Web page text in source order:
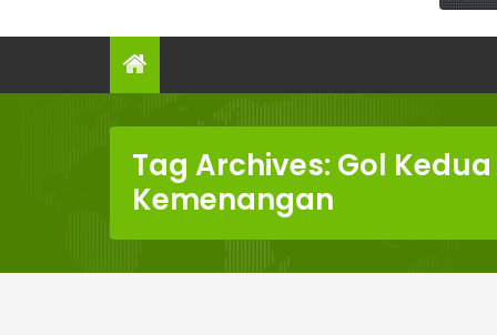
Tag Archives: Gol
Kemenangan